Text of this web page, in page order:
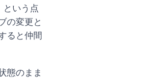
という点
の変更と
ると仲間
態のまま